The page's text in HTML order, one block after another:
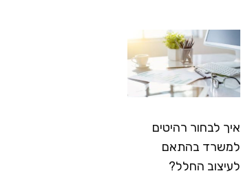
איך לבחור רהיטים
למשרד בהתאם
לעיצוב החלל?